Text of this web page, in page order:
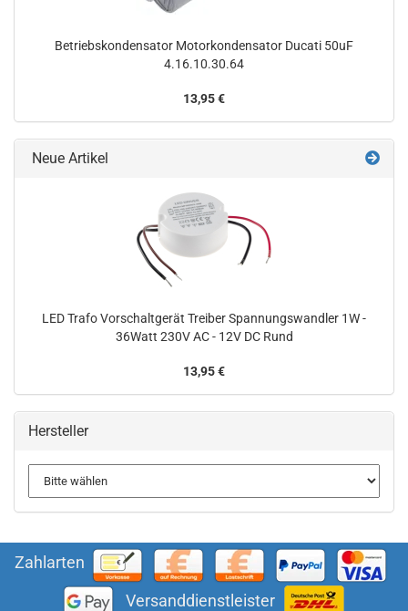
Betriebskondensator Motorkondensator Ducati 50uF
4.16.10.30.64
13,95 €
Neue Artikel
LED Trafo Vorschaltgerät Treiber Spannungswandler 1W -
36Watt 230V AC - 12V DC Rund
13,95 €
Hersteller
Zahlarten
Versanddienstleister